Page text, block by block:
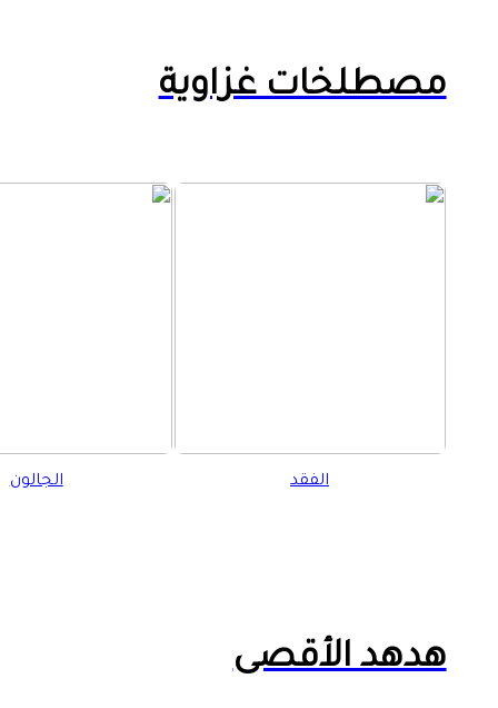
مصطلخات غزاوية
الفقد الجالون
هدهد الأقصى